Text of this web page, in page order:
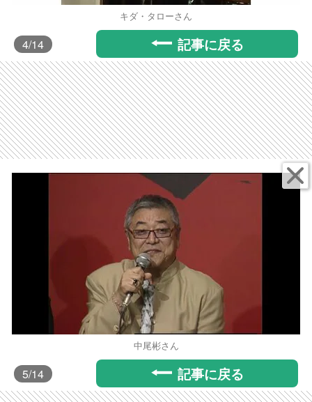
キダ・タローさん
4/14 記事に戻る
中尾彬さん
5/14 記事に戻る